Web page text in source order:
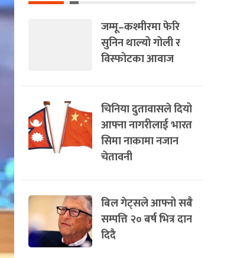
जम्मू–कश्मीरमा फेरि
सुनिन थाल्यो गोली र
विस्फोटका आवाज
चिनिया दुतावासले दियो
आफ्ना नागरीलाई भारत
सिमा नाकामा नजान
चेतावनी
बिल गेट्सले आफ्नो सबै
सम्पत्ति २० बर्ष भित्र दान
दिदै